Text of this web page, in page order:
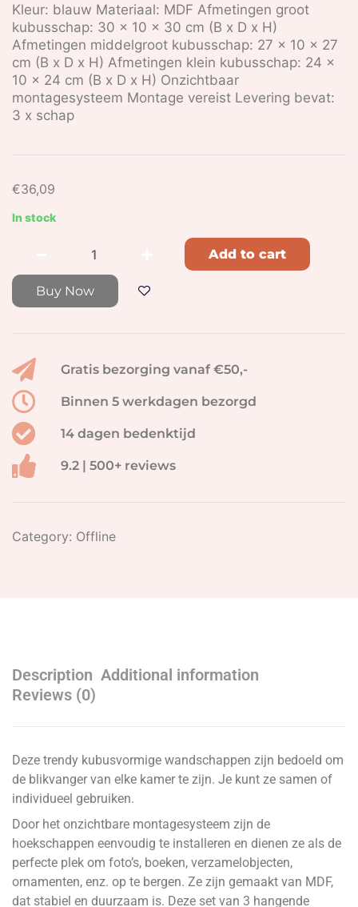
Kleur: blauw Materiaal: MDF Afmetingen groot
kubusschap: 30 x 10 x 30 cm (B x D x H)
Afmetingen middelgroot kubusschap: 27 x 10 x 27
cm (B x D x H) Afmetingen klein kubusschap: 24 x
10 x 24 cm (B x D x H) Onzichtbaar
montagesysteem Montage vereist Levering bevat:
3 x schap
€36,09
In stock
Buy Now
Add to cart
Gratis bezorging vanaf €50,-
Binnen 5 werkdagen bezorgd
14 dagen bedenktijd
9.2 | 500+ reviews
Category: Offline
Description Additional information
Reviews (0)
Deze trendy kubusvormige wandschappen zijn bedoeld om
de blikvanger van elke kamer te zijn. Je kunt ze samen of
individueel gebruiken.
Door het onzichtbare montagesysteem zijn de
hoekschappen eenvoudig te installeren en dienen ze als de
perfecte plek om foto’s, boeken, verzamelobjecten,
ornamenten, enz. op te bergen. Ze zijn gemaakt van MDF,
dat stabiel en duurzaam is. Deze set van 3 hangende